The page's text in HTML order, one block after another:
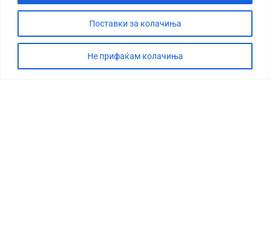
Поставки за колачиња
Не прифаќам колачиња